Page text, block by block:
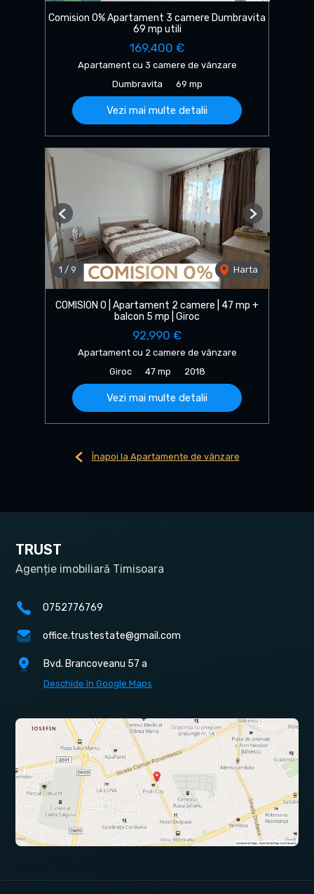
Comision 0% Apartament 3 camere Dumbravita
69 mp utili
169,400 €
Apartament cu 3 camere de vânzare
Dumbravita
69 mp
Vezi mai multe detalii
1 / 9 Harta
Previous Next
COMISION 0 | Apartament 2 camere | 47 mp +
balcon 5 mp | Giroc
92,990 €
Apartament cu 2 camere de vânzare
Giroc
47 mp 2018
Vezi mai multe detalii
Înapoi la Apartamente de vânzare
TRUST
Agenție imobiliară Timisoara
0752776769
office.trustestate@gmail.com
Bvd. Brancoveanu 57 a
Deschide în Google Maps